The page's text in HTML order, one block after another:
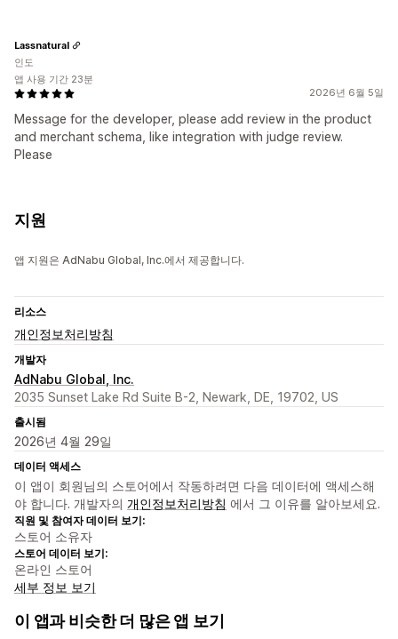
2026년 6월 5일
Message for the developer, please add review in the product
and merchant schema, like integration with judge review.
Please
Lassnatural
인도
앱 사용 기간 23분
지원
앱 지원은 AdNabu Global, Inc.에서 제공합니다.
리소스
개인정보처리방침
개발자
AdNabu Global, Inc.
2035 Sunset Lake Rd Suite B-2, Newark, DE, 19702, US
출시됨
2026년 4월 29일
데이터 액세스
이 앱이 회원님의 스토어에서 작동하려면 다음 데이터에 액세스해
야 합니다. 개발자의 개인정보처리방침 에서 그 이유를 알아보세요.
직원 및 참여자 데이터 보기:
스토어 소유자
스토어 데이터 보기:
온라인 스토어
세부 정보 보기
이 앱과 비슷한 더 많은 앱 보기